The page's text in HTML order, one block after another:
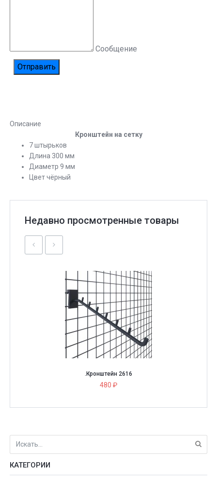
Сообщение
Описание
Кронштейн на сетку
7 штырьков
Длина 300 мм
Диаметр 9 мм
Цвет чёрный
Недавно просмотренные товары
.Кронштейн 2616
480 ₽
КАТЕГОРИИ